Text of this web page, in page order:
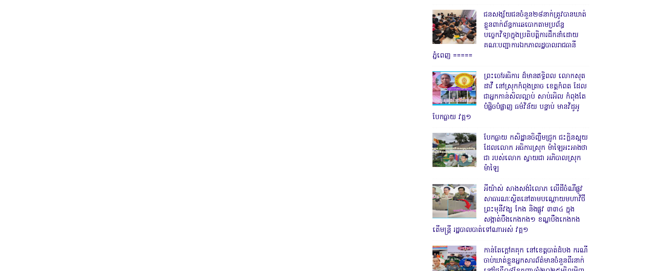
ជនសង្ស័យជនចំនួន២៨នាក់ត្រូវបានឃាត់
ខ្លួនពាក់ព័ន្ធការឆបោកតាមប្រព័ន្ធ
បច្ចេកវិទ្យាក្នុងប្រតិបត្តិការដឹកនាំដោយ
គណៈបញ្ជាការឯកភាពរដ្ឋបាលរាជធានី
ភ្នំពេញ ‎=====
ព្រះចៅអធិការ ដ៏មានឥទ្ធិពល លោកសុត
ដាវី នៅស្រុកកំពុងត្រាច ខេត្តកំពត ដែល
ជាអ្នកកាន់សិលល្អាប់ សាប់រអិល កំពុងតែ
បំផ្លិចបំផ្លាញ ធម៌វិន័យ បន្ទាប់ មានវិដូអូ
បែកធ្លាយ វគ្គ១
បែកធ្លាយ កសិដ្ឋានចិញ្ចឹមជ្រូក ជះក្លិនស្អុយ
ដែលលោក អធិការស្រុក ម៉ាឡៃអះអាងថា
ជា របស់លោក ស្វាយជា អភិបាលស្រុក
ម៉ាឡៃ
អីយ៉ាស់ សាងសង់រំលោភ លើដីចំណីផ្លូវ
សាធារណៈស្ថិតនៅតាមបណ្ដោយមហាវិថី
ព្រះមុនីវង្ស កែង និងផ្លូវ ៣៣៤ ក្នុង
សង្កាត់បឹងកេងកង១ ខណ្ឌបឹងកេងកង
តើមន្ត្រី រដ្ឋបាលបាត់ទៅណាអស់ វគ្គ១
កាន់តែក្តៅគគុក នៅខេត្តបាត់ដំបង ករណី
ចាប់ឃាត់ខ្លួនអ្នកសារព័ត៌មានចំនួនពីរនាក់